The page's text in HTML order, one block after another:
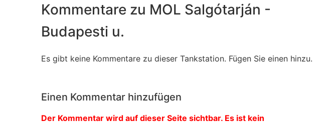
Kommentare zu MOL Salgótarján -
Budapesti u.
Es gibt keine Kommentare zu dieser Tankstation. Fügen Sie einen hinzu.
Einen Kommentar hinzufügen
Der Kommentar wird auf dieser Seite sichtbar. Es ist kein